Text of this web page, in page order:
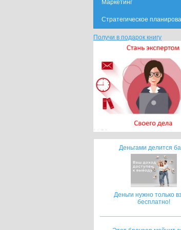
Маркетинг
Стратегическое
Получи в подарок книгу
Деньгами делится
Деньги нужно только
бесплатно!